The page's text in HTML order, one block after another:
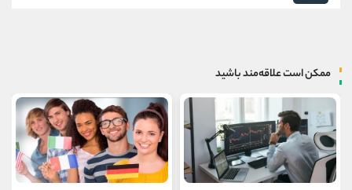
ممکن است علاقه‌مند باشید